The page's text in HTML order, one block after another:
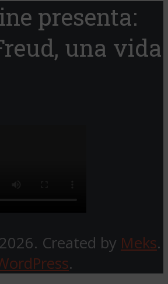
presenta:
una vida
Created by Meks.
.